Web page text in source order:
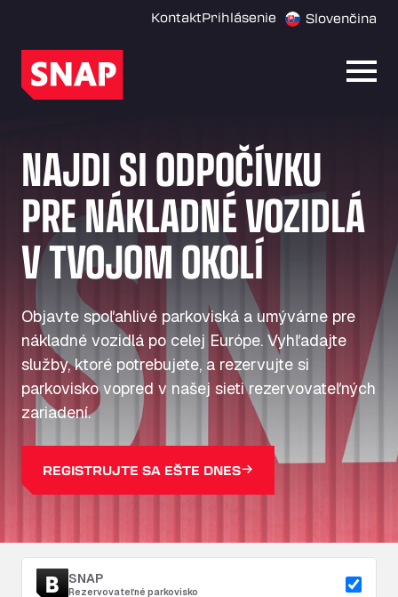
KontaktPrihlásenie Slovenčina
NAJDI SI ODPOČÍVKU
PRE NÁKLADNÉ VOZIDLÁ
V TVOJOM OKOLÍ
Objavte spoľahlivé parkoviská a umývárne pre
nákladné vozidlá po celej Európe. Vyhľadajte
služby, ktoré potrebujete, a rezervujte si
parkovisko vopred v našej sieti rezervovateľných
zariadení.
REGISTRUJTE SA EŠTE DNES
SNAP
Rezervovateľné parkovisko